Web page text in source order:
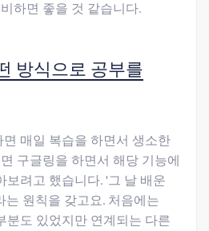
하면 좋을 것 같습니다.
방식으로 공부를
매일 복습을 하면서 생소한
구글링을 하면서 해당 기능에
보려고 했습니다. '그 날 배운
는 원칙을 갖고요. 처음에는
분도 있었지만 연계되는 다른